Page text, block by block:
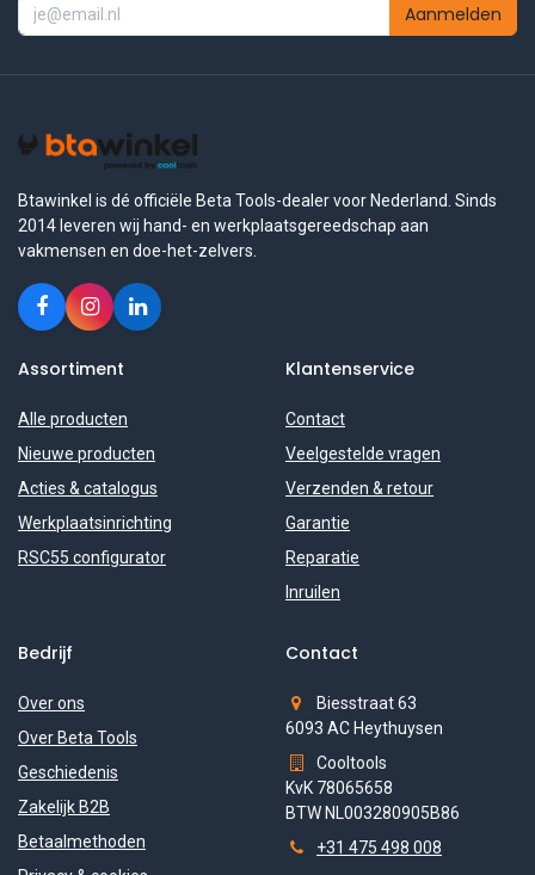
Aanmelden
Btawinkel is dé officiële Beta Tools-dealer voor Nederland. Sinds
2014 leveren wij hand- en werkplaatsgereedschap aan
vakmensen en doe-het-zelvers.
Assortiment
Alle producten
Nieuwe producten
Acties & catalogus
Werkplaatsinrichting
RSC55 configurator
Klantenservice
Contact
Veelgestelde vragen
Verzenden & retour
Garantie
Reparatie
Inruilen
Bedrijf
Over ons
Over Beta Tools
Geschiedenis
Zakelijk B2B
Betaalmethoden
Contact
Biesstraat 63
6093 AC Heythuysen
Cooltools
KvK 78065658
BTW NL003280905B86
+31 475 498 008